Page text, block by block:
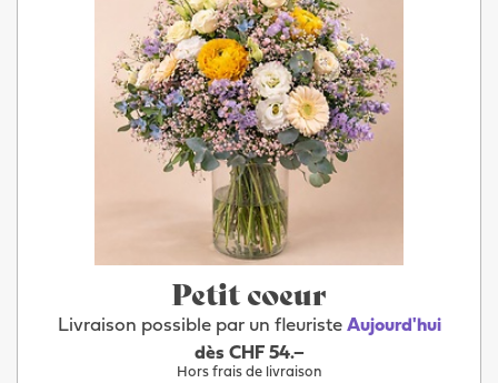
Petit coeur
Livraison possible par un fleuriste Aujourd'hui
dès CHF 54.–
Hors frais de livraison